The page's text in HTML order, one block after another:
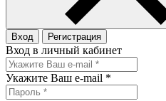
Вход Регистрация
Вход в личный кабинет
Укажите Ваш e-mail *